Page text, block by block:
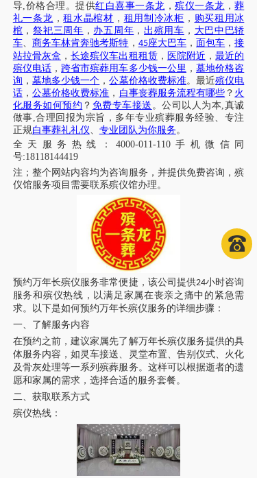
导,价格合理。提供红白喜事一条龙 ，殡仪一条龙 ，葬
礼一条龙 ，租水晶棺材 ， 租用制冷冰柜 ， 购买租用冰
棺 ，祭祀三周年 ， 办五周年 ， 出殡用车 ， 大巴中巴轿
车、 商务车林肯奔驰考斯特 ， 45座大巴车， 面包车 ，接
站拉骨灰盒 ，长途殡仪车出租租赁， 医院附近 ，最近的
殡仪电话 ，跨省市殡葬用车多少钱一公里 ，墓地价格咨
询 ， 墓地多少钱一个 ，公墓价格收费标准。最近殡仪电
话， 公墓价格收费标准 ， 白事丧葬服务流程有哪些 ？ 火
化服务如何预约 ？ 免费专车接送 。公司以人为本,真诚
做事,合理回报为宗旨，多年专业殡葬服务经验、专注
正规白事葬礼礼仪、 专业团队为你服务。
全天服务热线
： 4000-011-110手机微信同
号:18118144419
注； 整个网站内容均为咨询服务，并提供免费咨询，殡
仪馆服务项目需要联系殡仪馆办理。
预约万年长殡仪服务非常便捷，该公司提供24小时咨询
服务和殡仪热线，以满足家属在丧亲之痛中的紧急需
求。以下是如何预约万年长殡仪服务的详细步骤：
一、了解服务内容
在预约之前，建议家属先了解万年长殡仪服务提供的具
体服务内容，如 灵车接送、灵堂布置、告别仪式、火化
及骨灰处理等一系列殡葬服务。这样可以根据逝者的遗
愿和家属的需求，选择合适的服务套餐。
二、获取联系方式
殡仪热线：